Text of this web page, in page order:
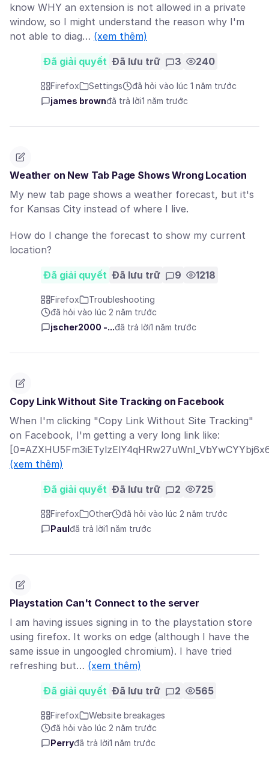
know WHY an extension is not allowed in a private
window, so I might understand the reason why I'm
not able to diag… (xem thêm)
Đã giải quyết Đã lưu trữ 3 240
Firefox Settings
đã hỏi vào lúc 1 năm trước
james brownđã trả lời1 năm trước
Weather on New Tab Page Shows Wrong Location
My new tab page shows a weather forecast, but it's
for Kansas City instead of where I live.
How do I change the forecast to show my current
location?
Đã giải quyết Đã lưu trữ 9 1218
Firefox
Troubleshooting
đã hỏi vào lúc 2 năm trước
jscher2000 -...đã trả lời1 năm trước
Copy Link Without Site Tracking on Facebook
When I'm clicking "Copy Link Without Site Tracking"
on Facebook, I'm getting a very long link like:
(xem thêm)
Đã giải quyết Đã lưu trữ 2 725
Firefox Other
đã hỏi vào lúc 2 năm trước
Paul đã trả lời1 năm trước
Playstation Can't Connect to the server
I am having issues signing in to the playstation store
using firefox. It works on edge (although I have the
same issue in ungoogled chromium). I have tried
refreshing but… (xem thêm)
Đã giải quyết Đã lưu trữ 2 565
Firefox
Website breakages
đã hỏi vào lúc 2 năm trước
Perryđã trả lời1 năm trước